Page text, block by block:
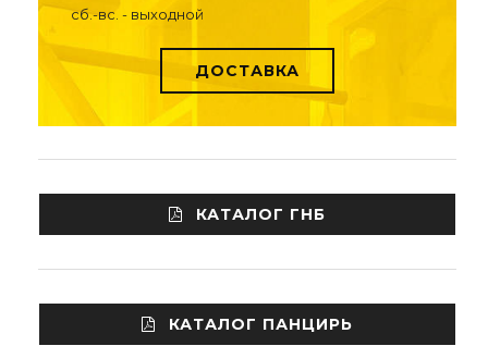
сб.-вс. - выходной
ДОСТАВКА
КАТАЛОГ ГНБ
КАТАЛОГ ПАНЦИРЬ